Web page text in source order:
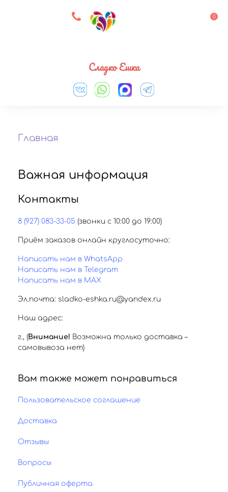
8 927 083 33 05 0
Сладко Ешка
Главная
Важная информация
Контакты
8 (927) 083-33-05 (звонки с 10:00 до 19:00)
Приём заказов онлайн круглосуточно:
Написать нам в WhatsApp
Написать нам в Telegram
Написать нам в MAX
Эл.почта: sladko-eshka.ru@yandex.ru
Наш адрес:
г. , (Внимание! Возможна только доставка –
самовывоза нет)
Вам также может понравиться
Пользовательское соглашение
Доставка
Отзывы
Вопросы
Публичная оферта